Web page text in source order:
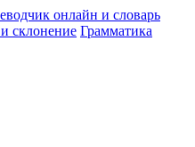
и склонение Грамматика